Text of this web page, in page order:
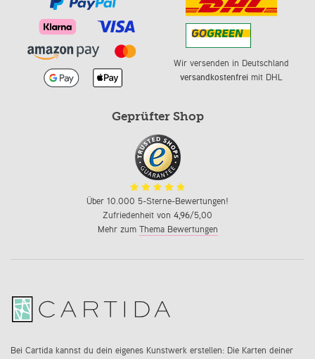
Wir versenden in Deutschland
versandkostenfreimit DHL
Geprüfter Shop
Über 10.000 5-Sterne-Bewertungen!
Zufriedenheit von 4,96/5,00
Mehr zum Thema Bewertungen
Bei Cartida kannst du dein eigenes Kunstwerk erstellen: Die Karten deiner